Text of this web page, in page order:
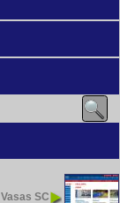
Vasas SC